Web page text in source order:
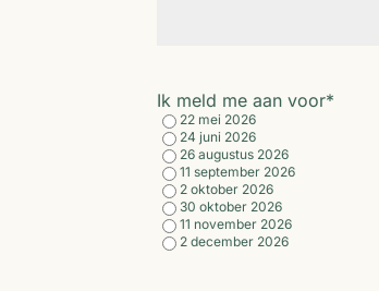
Ik meld me aan voor*
22 mei 2026
24 juni 2026
26 augustus 2026
11 september 2026
2 oktober 2026
30 oktober 2026
11 november 2026
2 december 2026